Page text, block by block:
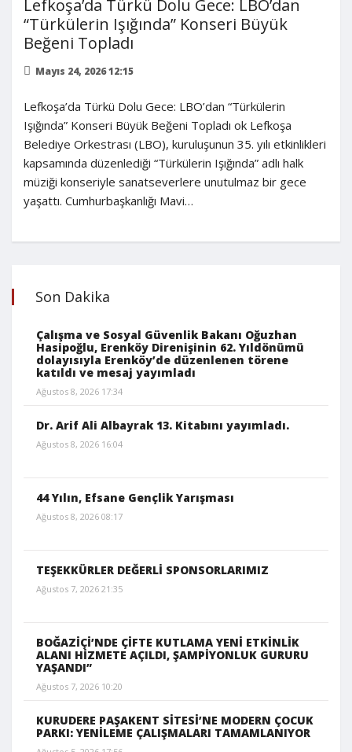
Lefkoşa’da Türkü Dolu Gece: LBO’dan
“Türkülerin Işığında” Konseri Büyük
Beğeni Topladı
Mayıs 24, 2026 12:15
Lefkoşa’da Türkü Dolu Gece: LBO’dan “Türkülerin
Işığında” Konseri Büyük Beğeni Topladı ok Lefkoşa
Belediye Orkestrası (LBO), kuruluşunun 35. yılı etkinlikleri
kapsamında düzenlediği “Türkülerin Işığında” adlı halk
müziği konseriyle sanatseverlere unutulmaz bir gece
yaşattı. Cumhurbaşkanlığı Mavi…
Son Dakika
Çalışma ve Sosyal Güvenlik Bakanı Oğuzhan
Hasipoğlu, Erenköy Direnişinin 62. Yıldönümü
dolayısıyla Erenköy’de düzenlenen törene
katıldı ve mesaj yayımladı
Ağustos 8, 2026 17:34
Dr. Arif Ali Albayrak 13. Kitabını yayımladı.
Ağustos 8, 2026 16:04
44 Yılın, Efsane Gençlik Yarışması
Ağustos 8, 2026 08:17
TEŞEKKÜRLER DEĞERLİ SPONSORLARIMIZ
Ağustos 7, 2026 21:35
BOĞAZİÇİ’NDE ÇİFTE KUTLAMA YENİ ETKİNLİK
ALANI HİZMETE AÇILDI, ŞAMPİYONLUK GURURU
YAŞANDI”
Ağustos 7, 2026 10:20
KURUDERE PAŞAKENT SİTESİ’NE MODERN ÇOCUK
PARKI: YENİLEME ÇALIŞMALARI TAMAMLANIYOR